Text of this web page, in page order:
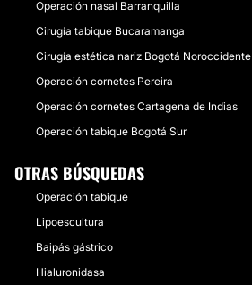
Operación nasal Barranquilla
Cirugía tabique Bucaramanga
Cirugía estética nariz Bogotá Noroccidente
Operación cornetes Pereira
Operación cornetes Cartagena de Indias
Operación tabique Bogotá Sur
OTRAS BÚSQUEDAS
Operación tabique
Lipoescultura
Baipás gástrico
Hialuronidasa